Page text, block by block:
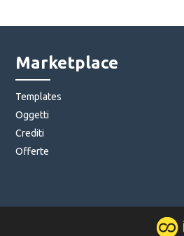
Marketplace
Templates
Oggetti
Crediti
Offerte